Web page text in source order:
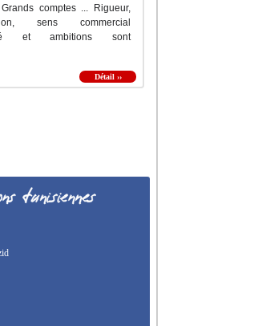
comptes ... Rigueur,
sens commercial
et ambitions sont
Détail ››